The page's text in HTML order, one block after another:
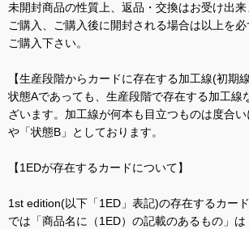
未開封商品の性質上、返品・交換はお受け出来
ご購入、ご購入後に開封される場合は以上を
ご購入下さい。
【生産段階からカードに存在する加工線(初期
状態Aであっても、生産段階で存在する加工線
ざいます。加工線が何本も目立つものは度合い
や「状態B」としております。
【1EDが存在するカードについて】
1st edition(以下「1ED」表記)の存在するカー
では「商品名に（1ED）の記載のあるもの」は